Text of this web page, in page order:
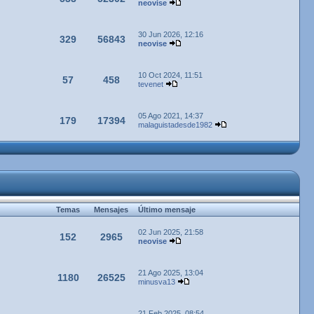
neovise
329 56843
30 Jun 2026, 12:16
neovise
57 458
10 Oct 2024, 11:51
tevenet
179 17394
05 Ago 2021, 14:37
malaguistadesde1982
TemasMensajesÚltimo mensaje
152 2965
02 Jun 2025, 21:58
neovise
1180 26525
21 Ago 2025, 13:04
minusva13